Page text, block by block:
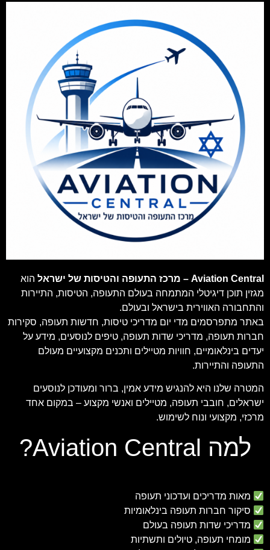
Aviation Central – מרכז התעופה והטיסות של ישראל
הוא
מגזין תוכן דיגיטלי המתמחה בעולם התעופה, הטיסות, התיירות
והתחבורה האווירית בישראל ובעולם.
באתר מתפרסמים מדי יום מדריכי טיסות, חדשות תעופה, סקירות
חברות תעופה, מדריכי שדות תעופה, טיפים לנוסעים, מידע על
יעדים בינלאומיים, חוויות מטיילים ותכנים מקצועיים מעולם
התעופה והתיירות.
המטרה שלנו היא להנגיש מידע אמין, ברור ומעודכן לנוסעים
ישראלים, חובבי תעופה, מטיילים ואנשי מקצוע – במקום אחד
מרכזי, מקצועי ונוח לשימוש.
למה Aviation Central?
מאות מדריכים ועדכוני תעופה
סיקור חברות תעופה בינלאומיות
מדריכי שדות תעופה בעולם
מומחי תעופה, טיולים ותשתיות